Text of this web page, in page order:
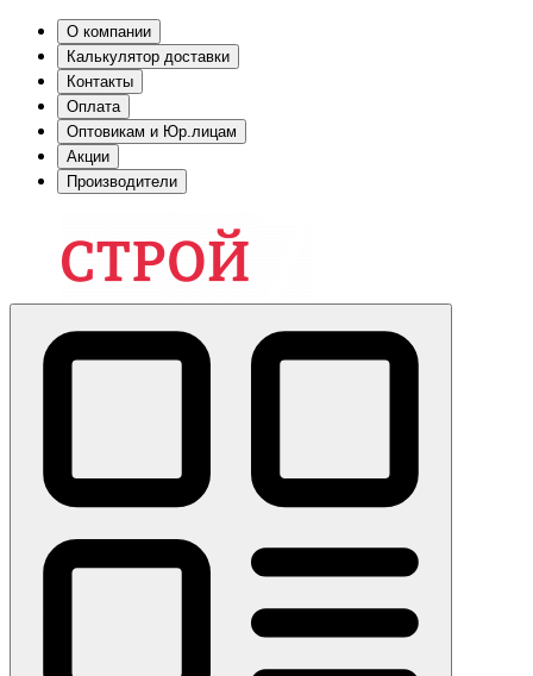
О компании
Калькулятор доставки
Контакты
Оплата
Оптовикам и Юр.лицам
Акции
Производители